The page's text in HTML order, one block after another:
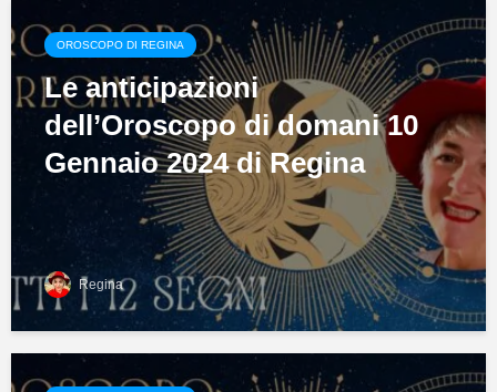
OROSCOPO DI REGINA
Le anticipazioni
dell’Oroscopo di domani 10
Gennaio 2024 di Regina
Regina